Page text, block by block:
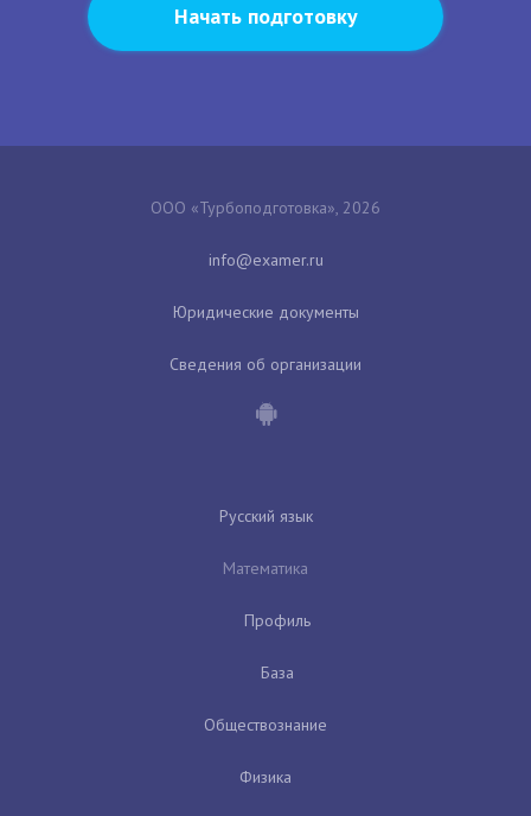
Начать подготовку
ООО «Турбоподготовка», 2026
Юридические документы
Сведения об организации
Русский язык
Математика
Профиль
База
Обществознание
Физика